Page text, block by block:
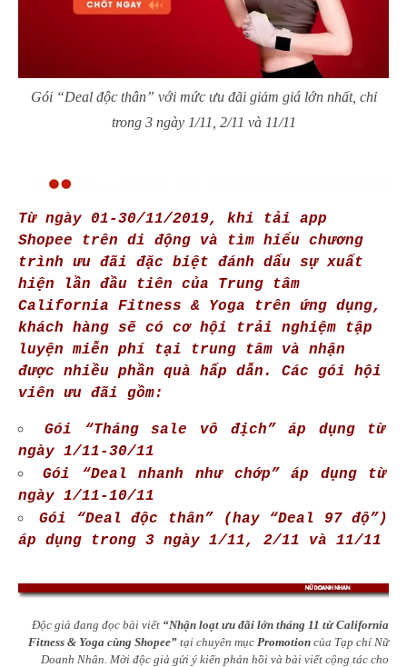
Gói “Deal độc thân” với mức ưu đãi giảm giá lớn nhất, chỉ
trong 3 ngày 1/11, 2/11 và 11/11
Từ ngày 01-30/11/2019, khi tải app
Shopee trên di động và tìm hiểu chương
trình ưu đãi đặc biệt đánh dấu sự xuất
hiện lần đầu tiên của Trung tâm
California Fitness & Yoga trên ứng dụng,
khách hàng sẽ có cơ hội trải nghiệm tập
luyện miễn phí tại trung tâm và nhận
được nhiều phần quà hấp dẫn. Các gói hội
viên ưu đãi gồm:
Gói “Tháng sale vô địch” áp dụng từ
ngày 1/11-30/11
Gói “Deal nhanh như chớp” áp dụng từ
ngày 1/11-10/11
Gói “Deal độc thân” (hay “Deal 97 độ”)
áp dụng trong 3 ngày 1/11, 2/11 và 11/11
Độc giả đang đọc bài viết “Nhận loạt ưu đãi lớn tháng 11 từ California
Fitness & Yoga cùng Shopee” tại chuyên mục Promotion của Tạp chí Nữ
Doanh Nhân. Mời độc giả gửi ý kiến phản hồi và bài viết cộng tác cho